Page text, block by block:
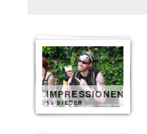
IMPRESSIONEN
15 BILDER